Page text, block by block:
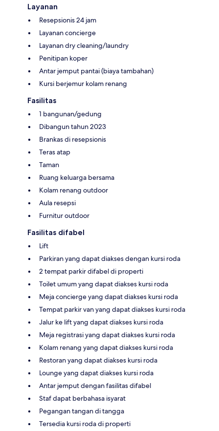
Layanan
Resepsionis 24 jam
Layanan concierge
Layanan dry cleaning/laundry
Penitipan koper
Antar jemput pantai (biaya tambahan)
Kursi berjemur kolam renang
Fasilitas
1 bangunan/gedung
Dibangun tahun 2023
Brankas di resepsionis
Teras atap
Taman
Ruang keluarga bersama
Kolam renang outdoor
Aula resepsi
Furnitur outdoor
Fasilitas difabel
Lift
Parkiran yang dapat diakses dengan kursi roda
2 tempat parkir difabel di properti
Toilet umum yang dapat diakses kursi roda
Meja concierge yang dapat diakses kursi roda
Tempat parkir van yang dapat diakses kursi roda
Jalur ke lift yang dapat diakses kursi roda
Meja registrasi yang dapat diakses kursi roda
Kolam renang yang dapat diakses kursi roda
Restoran yang dapat diakses kursi roda
Lounge yang dapat diakses kursi roda
Antar jemput dengan fasilitas difabel
Staf dapat berbahasa isyarat
Pegangan tangan di tangga
Tersedia kursi roda di properti